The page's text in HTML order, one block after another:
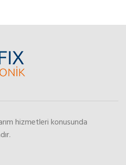
hizmetleri konusunda